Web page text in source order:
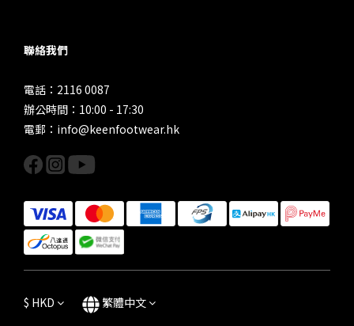
聯絡我們
電話：2116 0087
辦公時間：10:00 - 17:30
電郵：info@keenfootwear.hk
$ HKD 繁體中文